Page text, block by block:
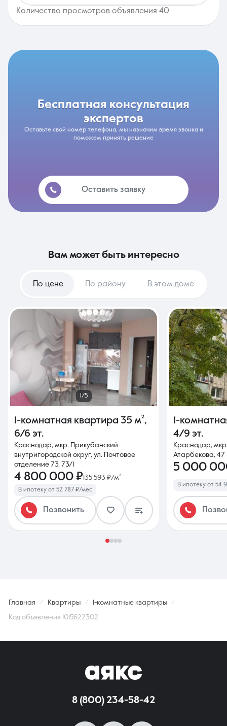
Количество просмотров объявления 40
бесплатная консультация
экспертов
Оставьте свой номер телефона, мы назначим время звонка и
поможем принять решение
Оставить заявку
вам может быть интересно
По цене По району В этом доме
1/5
1-комнатная квартира 35 м²,
6/6 эт.
Краснодар, мкр. Прикубанский
внутригородской округ, ул. Почтовое
отделение 73, 73/1
4 800 000 ₽135 593 ₽/м²
В ипотеку от 52 787 ₽/мес
Позвонить
1-
4/9 эт.
Краснодар,
Атарбекова, 47
5 000
В ипотеку от 54
Главная Квартиры 1-комнатные квартиры
Код объявления 1015622302
8 (800) 234-58-42